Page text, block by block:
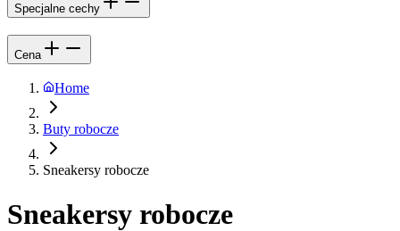
Specjalne cechy
Cena
Home
Buty robocze
Sneakersy robocze
Sneakersy robocze